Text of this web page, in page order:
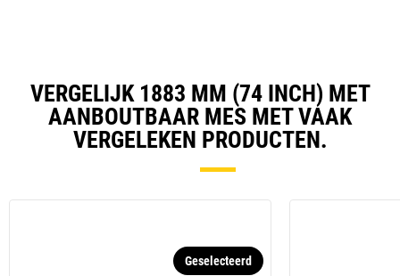
VERGELIJK 1883 MM (74 INCH) MET
AANBOUTBAAR MES MET VAAK
VERGELEKEN PRODUCTEN.
Geselecteerd